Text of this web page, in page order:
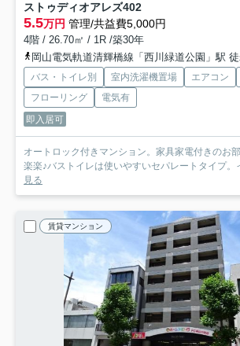
ストゥディオアレズ402
5.5万円 管理/共益費5,000円
4階 / 26.70㎡ / 1R /築30年
岡山電気軌道清輝橋線「西川緑道公園」駅
バス・トイレ別 室内洗濯機置場 エアコン
フローリング
電気有
即入居可
オートロック付きマンション。家具家電付きのお
楽楽♪バストイレは使いやすいセパレートタイプ。
見る
賃貸マンション